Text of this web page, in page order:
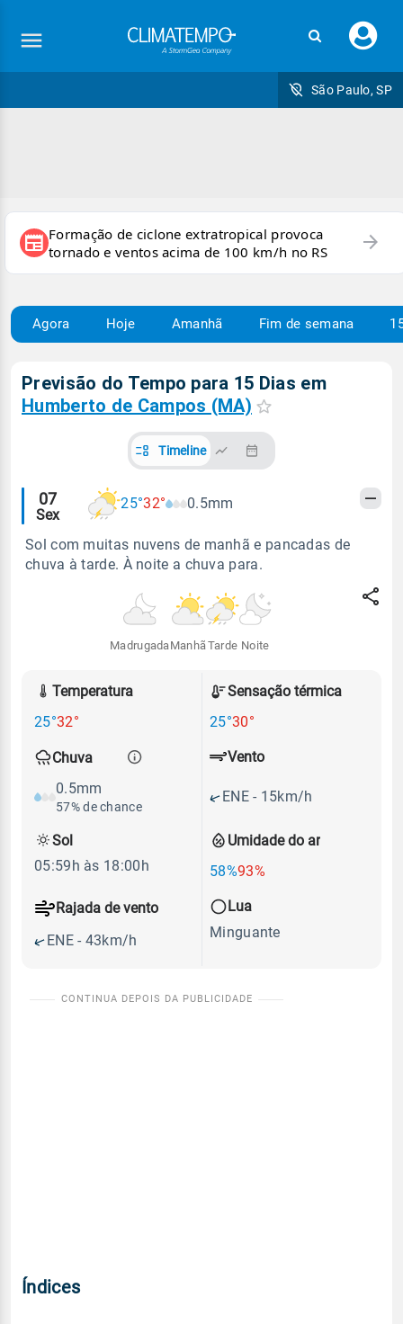
seu
São Paulo, SP
newspaper Formação de ciclone extratropical provoca
tornado e ventos acima de 100 km/h no RS
arrow_forward
Agora Hoje Amanhã Fim de semana
Previsão do Tempo para 15 Dias em
Humberto de Campos (MA)
Timeline
Alertas
meteorológicos
07
Sex
25°32° 0.5mm
Sol com muitas nuvens de manhã e pancadas de
chuva à tarde. À noite a chuva para.
Madrugada Manhã Tarde Noite
Temperatura
25°32°
Sensação térmica
25°30°
Chuva
0.5mm
57% de chance
Umidade do ar
58%93%
Vento
ENE - 15km/h
Rajada de vento
ENE - 43km/h
Sol
05:59h às 18:00h
Lua
Minguante
Índices